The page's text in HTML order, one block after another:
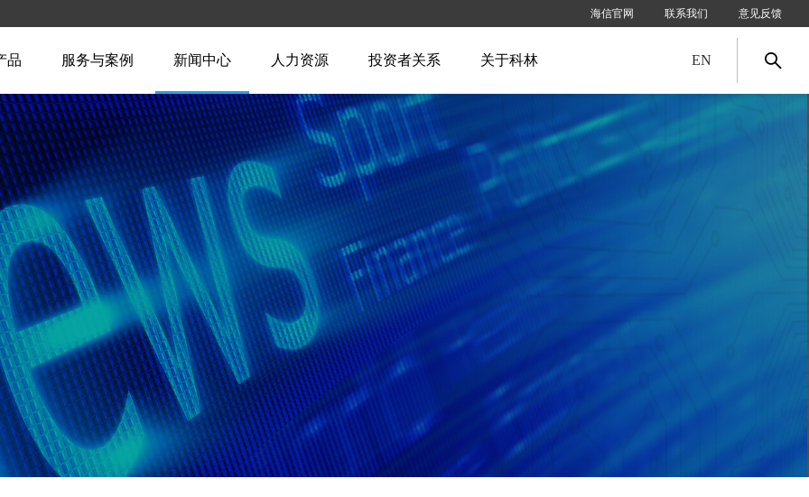
海信官网 联系我们 意见反馈
EN
品 服务与案例 新闻中心 人力资源 投资者关系 关于科林